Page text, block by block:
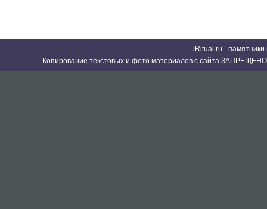
iRitual.ru -
Копирование текстовых и фото материалов с сайта